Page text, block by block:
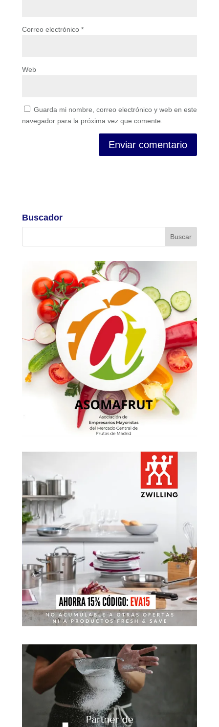
Correo electrónico *
Web
Guarda mi nombre, correo electrónico y web en este
navegador para la próxima vez que comente.
Buscador